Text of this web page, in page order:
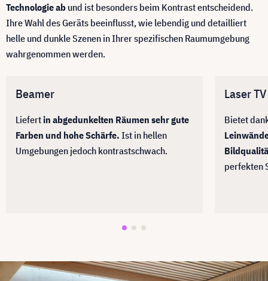
Technologie ab und ist besonders beim Kontrast entscheidend.
Ihre Wahl des Geräts beeinflusst, wie lebendig und detailliert
helle und dunkle Szenen in Ihrer spezifischen Raumumgebung
wahrgenommen werden.
Beamer
Liefertin abgedunkelten Räumen sehr gute
Farben und hohe Schärfe. Ist in hellen
Umgebungen jedoch kontrastschwach.
Laser TV
Bietet
perfekten